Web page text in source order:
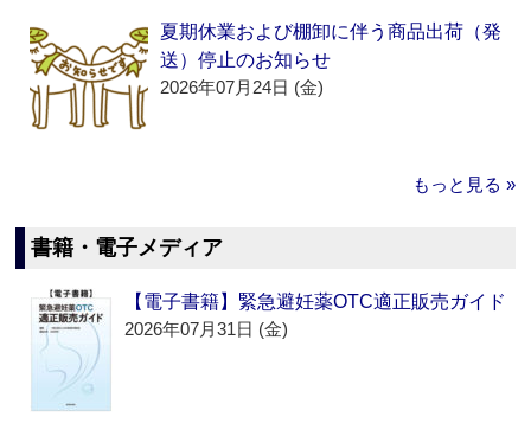
夏期休業および棚卸に伴う商品出荷（発
送）停止のお知らせ
2026年07月24日 (金)
もっと見る »
書籍・電子メディア
【電子書籍】緊急避妊薬OTC適正販売ガイド
2026年07月31日 (金)